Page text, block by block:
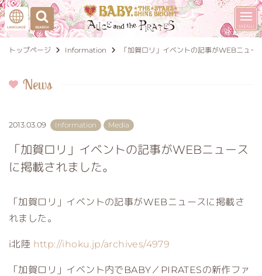
トップページ Information 「加賀ロリ」イベントの記事がWEBニュー
News
2013.03.09 Information Media
「加賀ロリ」イベントの記事がWEBニュース
に掲載されました。
「加賀ロリ」イベントの記事がWEBニュースに掲載さ
れました。
i北陸 http://ihoku.jp/archives/4979
「加賀ロリ」イベント内でBABY／PIRATESの新作ファ